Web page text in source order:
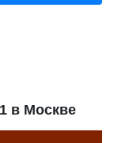
в Москве